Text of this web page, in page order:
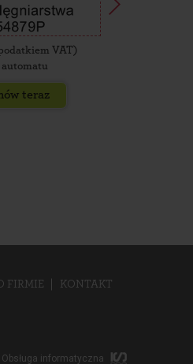
podatkiem VAT)
automatu
teraz
FIRMIE KONTAKT
Obsługa informatyczna